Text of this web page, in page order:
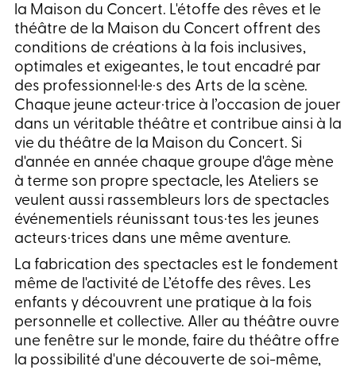
la Maison du Concert. L'étoffe des rêves et le
théâtre de la Maison du Concert offrent des
conditions de créations à la fois inclusives,
optimales et exigeantes, le tout encadré par
des professionnel·le·s des Arts de la scène.
Chaque jeune acteur·trice à l’occasion de jouer
dans un véritable théâtre et contribue ainsi à la
vie du théâtre de la Maison du Concert. Si
d'année en année chaque groupe d'âge mène
à terme son propre spectacle, les Ateliers se
veulent aussi rassembleurs lors de spectacles
événementiels réunissant tous·tes les jeunes
acteurs·trices dans une même aventure.
La fabrication des spectacles est le fondement
même de l'activité de L’étoffe des rêves. Les
enfants y découvrent une pratique à la fois
personnelle et collective. Aller au théâtre ouvre
une fenêtre sur le monde, faire du théâtre offre
la possibilité d'une découverte de soi-même,